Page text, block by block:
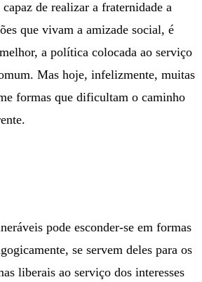
de realizar a fraternidade a
que vivam a amizade social, é
a política colocada ao serviço
Mas hoje, infelizmente, muitas
formas que dificultam o caminho
pode esconder-se em formas
se servem deles para os
liberais ao serviço dos interesses